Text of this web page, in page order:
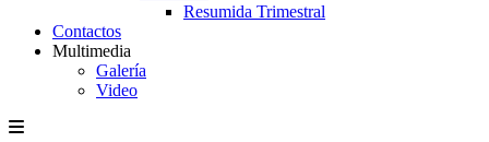
Resumida Trimestral
Contactos
Multimedia
Galería
Video